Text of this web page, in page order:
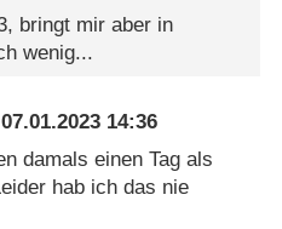
bringt mir aber in
wenig...
07.01.2023 14:36
damals einen Tag als
hab ich das nie